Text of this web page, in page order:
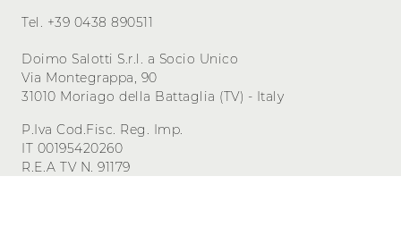
Tel. +39 0438 890511
Doimo Salotti S.r.l. a Socio Unico
Via Montegrappa, 90
31010 Moriago della Battaglia (TV) - Italy
P.Iva Cod.Fisc. Reg. Imp.
IT 00195420260
R.E.A TV N. 91179